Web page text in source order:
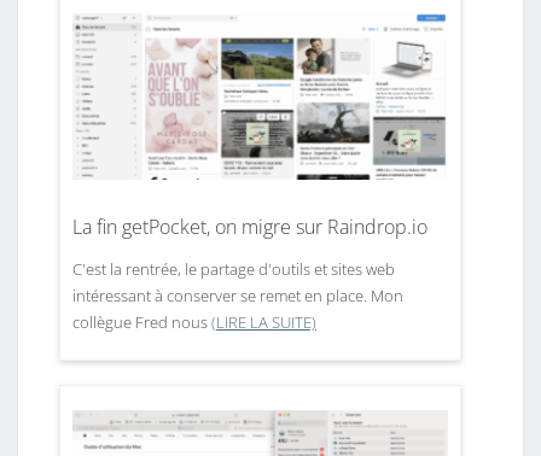
La fin getPocket, on migre sur Raindrop.io
C'est la rentrée, le partage d'outils et sites web
intéressant à conserver se remet en place. Mon
collègue Fred nous(LIRE LA SUITE)